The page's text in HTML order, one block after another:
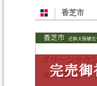
香芝市